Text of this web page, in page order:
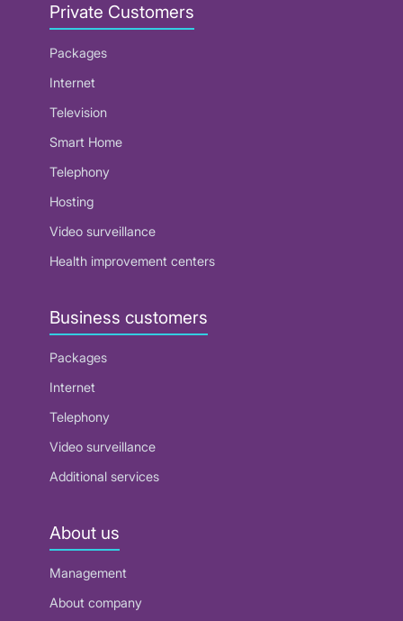
Private Customers
Packages
Internet
Television
Smart Home
Telephony
Hosting
Video surveillance
Health improvement centers
Business customers
Packages
Internet
Telephony
Video surveillance
Additional services
About us
Management
About company